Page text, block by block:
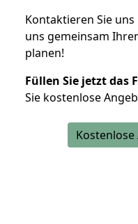
Kontaktieren Sie
uns gemeinsam
planen!
Füllen Sie jetzt das
Sie kostenlose